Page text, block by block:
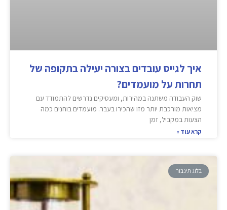
איך לגייס עובדים בצורה יעילה בתקופה של
תחרות על מועמדים?
שוק העבודה משתנה במהירות, ומעסיקים נדרשים להתמודד עם
מציאות מורכבת יותר מזו שהכירו בעבר. מועמדים בוחנים כמה
הצעות במקביל, זמן
קרא עוד »
בלוג תיגבור